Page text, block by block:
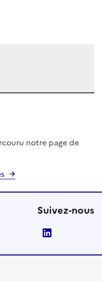
notre page de
Suivez-nous